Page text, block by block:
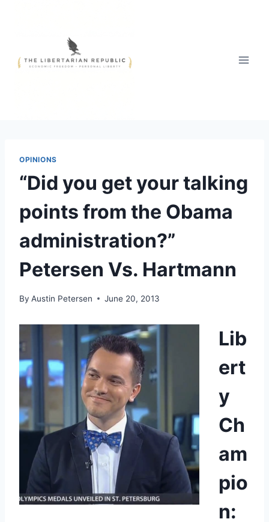
OPINIONS
“Did you get your talking
points from the Obama
administration?”
Petersen Vs. Hartmann
By Austin Petersen June 20, 2013
Lib
ert
y
Ch
am
pio
n: